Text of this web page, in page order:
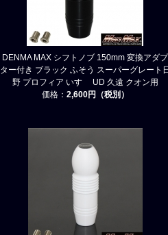
DENMA MAX シフトノブ 150mm 変換アダプ
ター付き ブラック ふそう スーパーグレート
野 プロフィア いすゞ UD 久遠 クオン用
価格： 2,600円（税別）